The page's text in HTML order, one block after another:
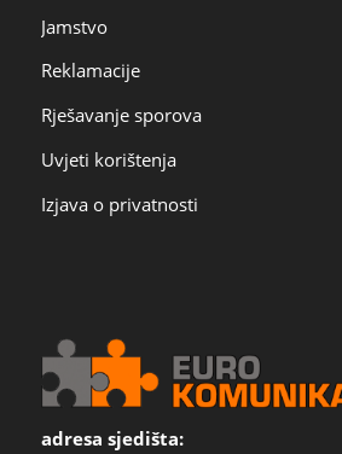
Jamstvo
Reklamacije
Rješavanje sporova
Uvjeti korištenja
Izjava o privatnosti
adresa sjedišta: